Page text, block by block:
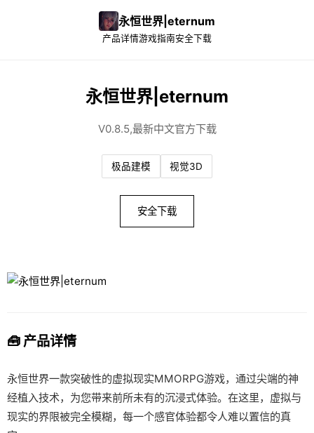
永恒世界|eternum
产品详情游戏指南安全下载
永恒世界|eternum
V0.8.5,最新中文官方下载
极品建模 视觉3D
安全下载
🧰 产品详情
永恒世界一款突破性的虚拟现实MMORPG游戏，通过尖端的神
经植入技术，为您带来前所未有的沉浸式体验。在这里，虚拟与
现实的界限被完全模糊，每一个感官体验都令人难以置信的真